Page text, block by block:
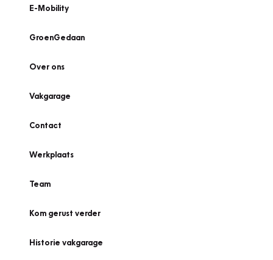
E-Mobility
GroenGedaan
Over ons
Vakgarage
Contact
Werkplaats
Team
Kom gerust verder
Historie vakgarage